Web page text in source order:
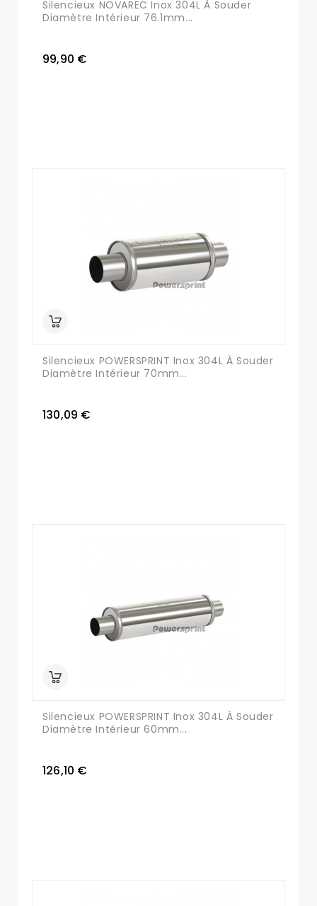
Silencieux NOVAREC Inox 304L À Souder
Diamètre Intérieur 76.1mm...
99,90 €
Silencieux POWERSPRINT Inox 304L À Souder
Diamètre Intérieur 70mm...
130,09 €
Silencieux POWERSPRINT Inox 304L À Souder
Diamètre Intérieur 60mm...
126,10 €